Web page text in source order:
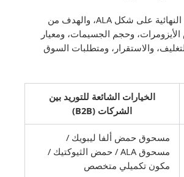
تعتمد المواصفات النهائية على شكل ALA، والهدف من
وحجم الجسيمات، ومعيار
والاستقرار، ومتطلبات السوق
الخيارات الشائعة للتوريد بين
الشركات (B2B)
مسحوق حمض ألفا ليبويك /
مسحوق ALA / حمض الثيوكتيك /
مكون تكميلي متخصص